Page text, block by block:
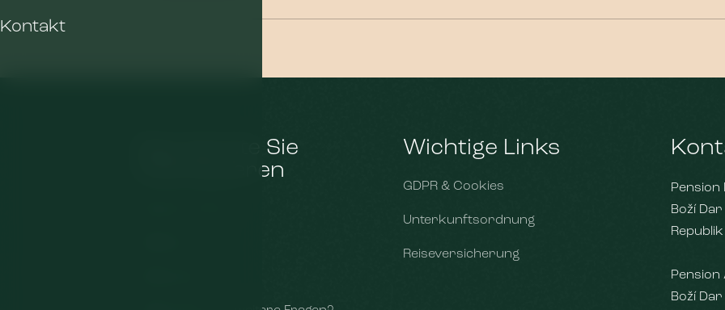
Kontakt
Das könnte Sie
interessieren
Wichtige Links
GDPR & Cookies
Unterkunftsordnung
Reiseversicherung
Pension
Boží
Republik
Pension
Boží